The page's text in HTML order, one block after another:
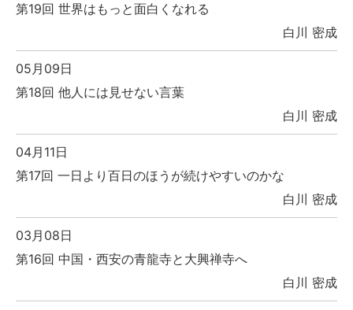
第19回 世界はもっと面白くなれる
白川 密成
05月09日
第18回 他人には見せない言葉
白川 密成
04月11日
第17回 一日より百日のほうが続けやすいのかな
白川 密成
03月08日
第16回 中国・西安の青龍寺と大興禅寺へ
白川 密成